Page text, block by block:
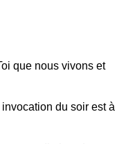
que nous vivons et
du soir est à